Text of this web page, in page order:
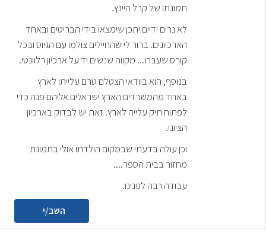
תמונתו של קרל היינץ.
לא נרים ידיים יתכן שימצאו בידי הבריטים ובאחד
הארכיונים. ברור לי שהחיילים צולמו עם הגיוס ובכל
קורס שעברו... מקווה שנשים יד על ארכיון רלוונטי.
בנוסף, הוא בוודאי הצטלם טרם עלייתו לארץ
באחד מהמשרדים הארץ ישראלים אליהם פנה כדי
לפתוח תיק עלייה לארץ. זאת יש לבדוק בארכיון
הציוני.
וכן עולה בדעתי שבמקום הולדתו אולי בתמונת
מחזור בבית הספר....
עבודה רבה לפנינו.
השב/י